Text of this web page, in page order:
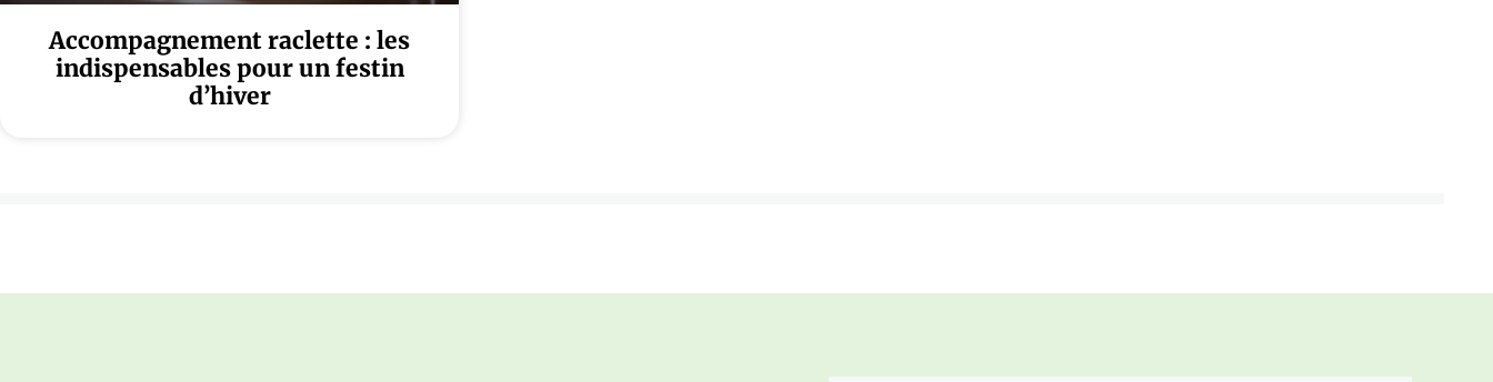
Accompagnement raclette : les
indispensables pour un festin
d’hiver